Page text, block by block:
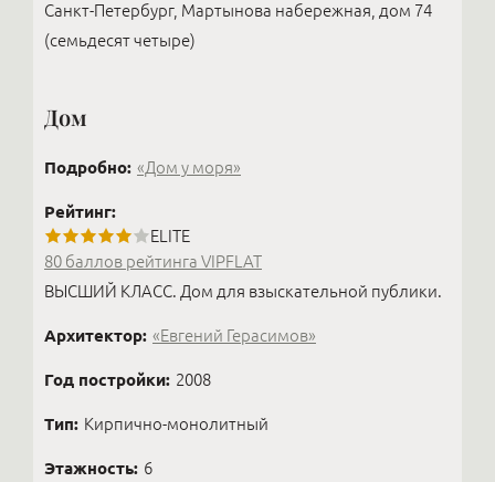
Санкт-Петербург, Мартынова набережная, дом 74
(семьдесят четыре)
Дом
Подробно: «Дом у моря»
Рейтинг:
ELITE
80 баллов рейтинга VIPFLAT
ВЫСШИЙ КЛАСС. Дом для взыскательной публики.
Архитектор: «Евгений Герасимов»
Год постройки: 2008
Тип: Кирпично-монолитный
Этажность: 6